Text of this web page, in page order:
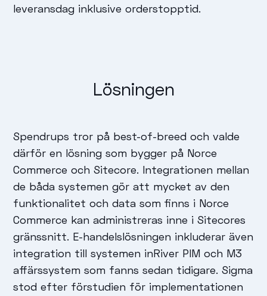
leveransdag inklusive orderstopptid.
Lösningen
Spendrups tror på best-of-breed och valde
därför en lösning som bygger på Norce
Commerce och Sitecore. Integrationen mellan
de båda systemen gör att mycket av den
funktionalitet och data som finns i Norce
Commerce kan administreras inne i Sitecores
gränssnitt. E-handelslösningen inkluderar även
integration till systemen inRiver PIM och M3
affärssystem som fanns sedan tidigare. Sigma
stod efter förstudien för implementationen